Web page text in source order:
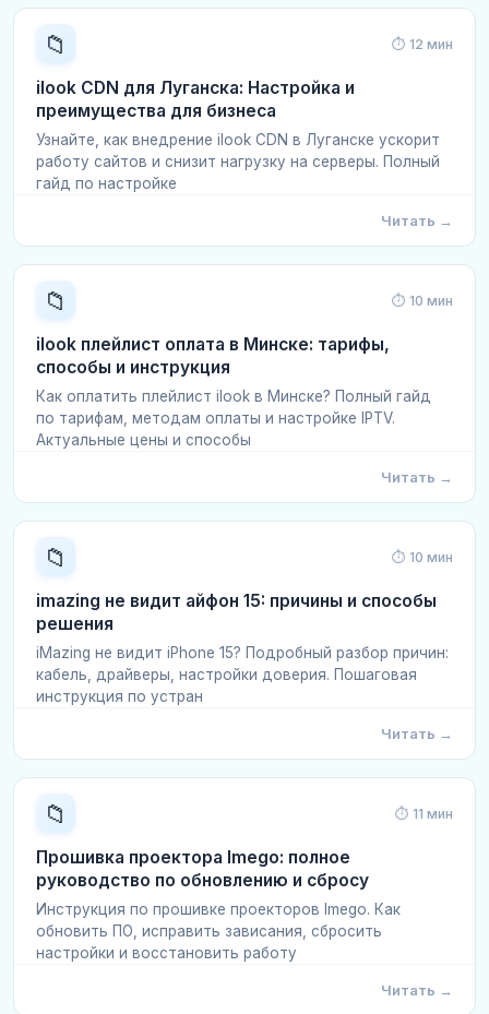
📁 ⏱ 12 мин
ilook CDN для Луганска: Настройка и
преимущества для бизнеса
Узнайте, как внедрение ilook CDN в Луганске ускорит
работу сайтов и снизит нагрузку на серверы. Полный
гайд по настройке
Читать →
📁 ⏱ 10 мин
ilook плейлист оплата в Минске: тарифы,
способы и инструкция
Как оплатить плейлист ilook в Минске? Полный гайд
по тарифам, методам оплаты и настройке IPTV.
Актуальные цены и способы
Читать →
📁 ⏱ 10 мин
imazing не видит айфон 15: причины и способы
решения
iMazing не видит iPhone 15? Подробный разбор причин:
кабель, драйверы, настройки доверия. Пошаговая
инструкция по устран
Читать →
📁 ⏱ 11 мин
Прошивка проектора Imego: полное
руководство по обновлению и сбросу
Инструкция по прошивке проекторов Imego. Как
обновить ПО, исправить зависания, сбросить
настройки и восстановить работу
Читать →